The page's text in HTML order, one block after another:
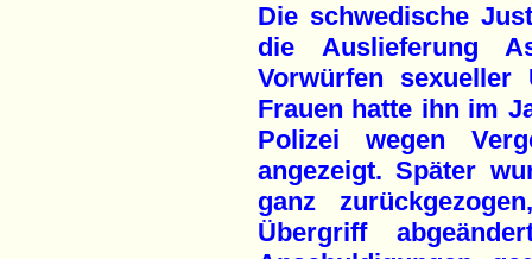
Die schwedische
die Auslieferung
Vorwürfen
Frauen hatte ihn im
Polizei wegen
angezeigt. Später
ganz
Übergriff